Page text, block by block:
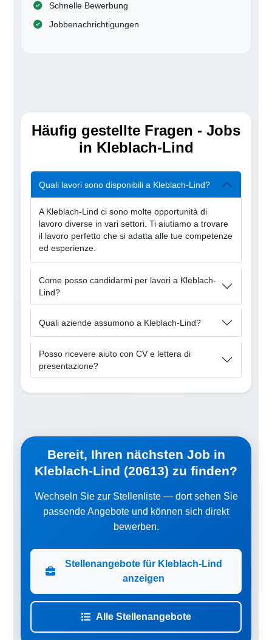
Schnelle Bewerbung
Jobbenachrichtigungen
Häufig gestellte Fragen - Jobs
in Kleblach-Lind
Quali lavori sono disponibili a Kleblach-Lind?
A Kleblach-Lind ci sono molte opportunità di
lavoro diverse in vari settori. Ti aiutiamo a trovare
il lavoro perfetto che si adatta alle tue competenze
ed esperienze.
Come posso candidarmi per lavori a Kleblach-
Lind?
Quali aziende assumono a Kleblach-Lind?
Posso ricevere aiuto con CV e lettera di
presentazione?
Bereit, Ihren nächsten Job in
Kleblach-Lind (20613) zu finden?
Wechseln Sie zur Stellenliste — dort sehen Sie
passende Angebote und können sich direkt
bewerben.
Stellenangebote für Kleblach-Lind
anzeigen
Alle Stellenangebote